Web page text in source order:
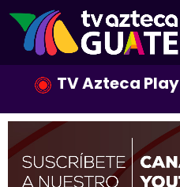
TV Azteca Play